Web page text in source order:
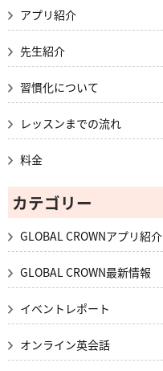
アプリ紹介
先生紹介
習慣化について
レッスンまでの流れ
料金
カテゴリー
GLOBAL CROWNアプリ紹介
GLOBAL CROWN最新情報
イベントレポート
オンライン英会話